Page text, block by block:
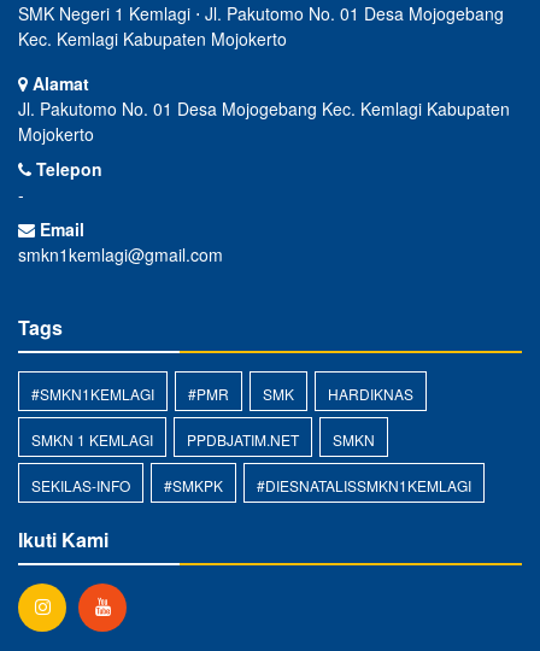
SMK Negeri 1 Kemlagi ⋅ Jl. Pakutomo No. 01 Desa Mojogebang
Kec. Kemlagi Kabupaten Mojokerto
Alamat
Jl. Pakutomo No. 01 Desa Mojogebang Kec. Kemlagi Kabupaten
Mojokerto
Telepon
-
Email
smkn1kemlagi@gmail.com
Tags
#SMKN1KEMLAGI #PMR SMK HARDIKNAS
SMKN 1 KEMLAGI PPDBJATIM.NET SMKN
SEKILAS-INFO #SMKPK #DIESNATALISSMKN1KEMLAGI
Ikuti Kami